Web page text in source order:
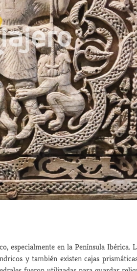
especialmente en la Península Ibérica.
y también existen cajas